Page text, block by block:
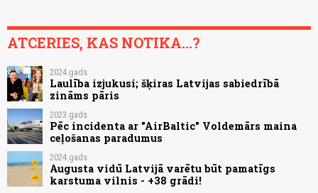
ATCERIES, KAS NOTIKA...?
2024.gads
Laulība izjukusi; šķiras Latvijas sabiedrībā
zināms pāris
2023.gads
Pēc incidenta ar "AirBaltic" Voldemārs maina
ceļošanas paradumus
2024.gads
Augusta vidū Latvijā varētu būt pamatīgs
karstuma vilnis - +38 grādi!